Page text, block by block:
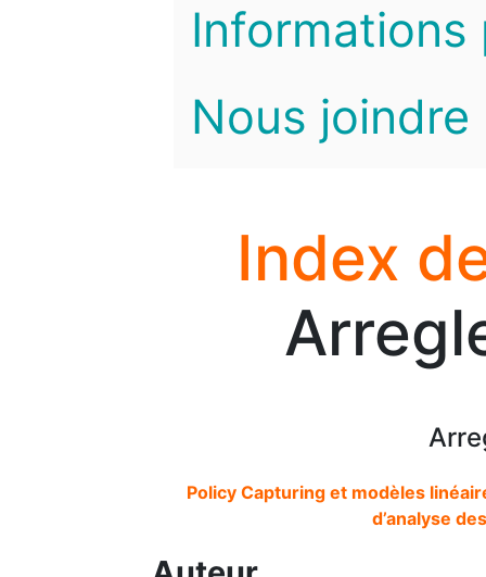
Informations
Nous joindre
Index
Policy Capturing et modèles
d’analyse